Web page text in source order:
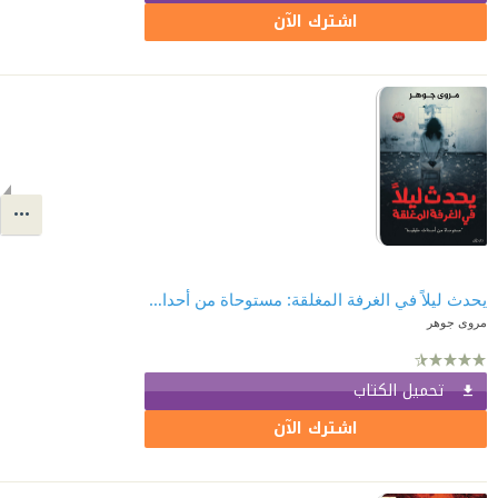
اشترك الآن
يحدث ليلاً في الغرفة المغلقة: مستوحاة من أحداث حقيقية
مروى جوهر
تحميل الكتاب
اشترك الآن